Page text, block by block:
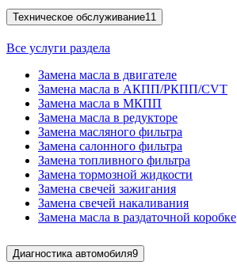
Техническое обслуживание11
Все услуги раздела
Замена масла в двигателе
Замена масла в АКПП/РКПП/CVT
Замена масла в МКПП
Замена масла в редукторе
Замена масляного фильтра
Замена салонного фильтра
Замена топливного фильтра
Замена тормозной жидкости
Замена свечей зажигания
Замена свечей накаливания
Замена масла в раздаточной коробке
Диагностика автомобиля9